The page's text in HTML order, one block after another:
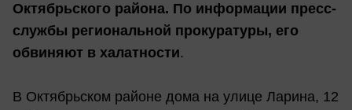
Октябрьского района. По информации пресс-
службы региональной прокуратуры, его
обвиняют в халатности.
В Октябрьском районе дома на улице Ларина, 12